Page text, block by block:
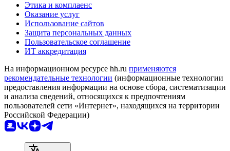
Этика и комплаенс
Оказание услуг
Использование сайтов
Защита персональных данных
Пользовательское соглашение
ИТ аккредитация
На информационном ресурсе hh.ru применяются
рекомендательные технологии (информационные технологии
предоставления информации на основе сбора, систематизации
и анализа сведений, относящихся к предпочтениям
пользователей сети «Интернет», находящихся на территории
Российской Федерации)